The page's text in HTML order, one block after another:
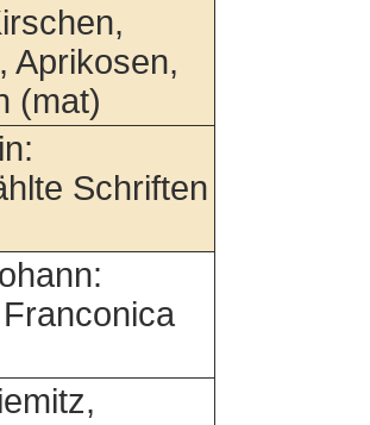
Aprikosen,
(mat)
Schriften